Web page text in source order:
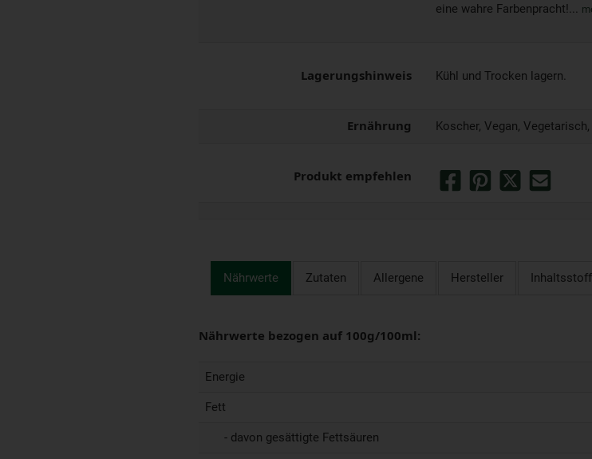
eine wahre Farbenpracht!...
Lagerungshinweis Kühl und Trocken lagern.
Ernährung Koscher, Vegan,
Produkt empfehlen
Nährwerte Zutaten Allergene Hersteller
Nährwerte bezogen auf 100g/100ml:
Energie
Fett
- davon gesättigte Fettsäuren